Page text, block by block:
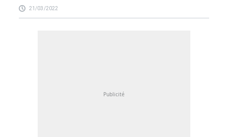
21/03/2022